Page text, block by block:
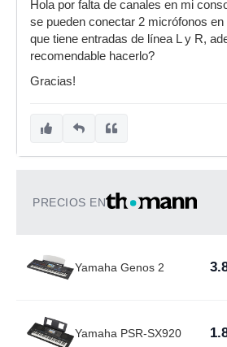
Hola por falta de canales en mi
se pueden conectar 2 micrófonos en
que tiene entradas de línea L y R,
recomendable hacerlo?
Gracias!
PRECIOS EN
Yamaha Genos 2
Yamaha PSR-SX920